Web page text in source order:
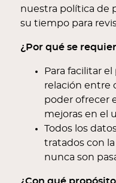
nuestra política de
su tiempo para
¿Por qué se
Para facilitar el
relación entre
poder ofrecer
mejoras en el
Todos los
tratados con
nunca son
¿Con qué